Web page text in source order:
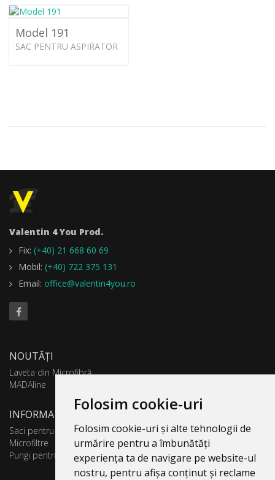
Folosim cookie-uri
Folosim cookie-uri și alte tehnologii de
urmărire pentru a îmbunătăți
experiența ta de navigare pe website-ul
nostru, pentru afișa conținut și reclame
Model 191
SAC PENTRU ASPIRATOR
Valentin 4 You Prod.
Fix: (+40) 21 668 60 69
Mobil: (+40) 722 375 131
Email: office@valentin4you.ro
NOUTĂȚI
Laveta din Microfibră
MADAline
INFORMATII PRODUSE
Saci pentru aspirator
Microfiltre
Pungi pentru colectare praf